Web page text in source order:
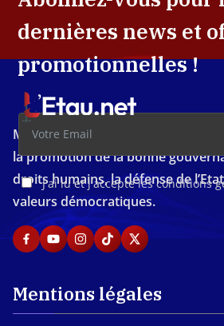
dernières news et
promotionnelles !
J'ai lu et j'accepte les conditions
Média d'investigation ivoirien
la promotion de la bonne
droits humains, la défense de
valeurs démocratiques.
Mentions légales